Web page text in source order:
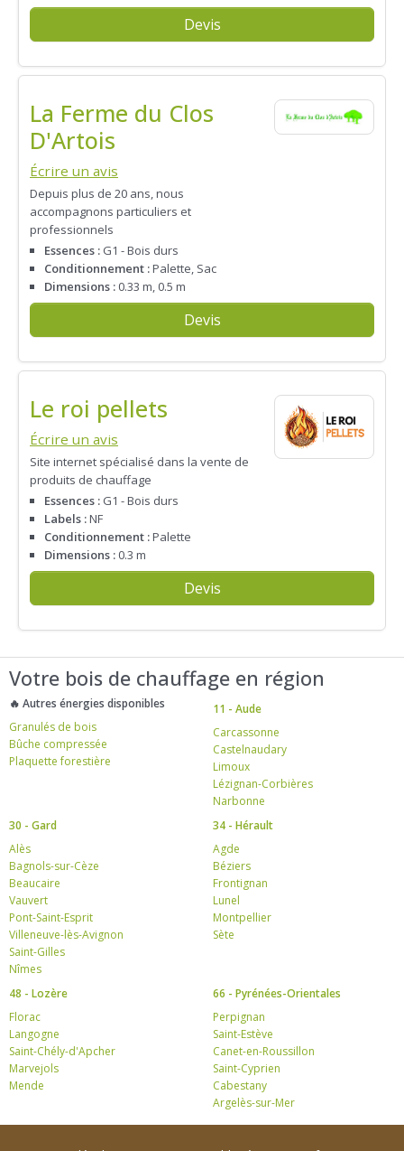
Devis
La Ferme du Clos
D'Artois
Écrire un avis
Depuis plus de 20 ans, nous
accompagnons particuliers et
professionnels
Essences : G1 - Bois durs
Conditionnement :Palette, Sac
Dimensions : 0.33 m, 0.5 m
Devis
Le roi pellets
Écrire un avis
Site internet spécialisé dans la vente de
produits de chauffage
Essences : G1 - Bois durs
Labels :NF
Conditionnement :Palette
Dimensions : 0.3 m
Devis
Votre bois de chauffage en région
🔥 Autres énergies disponibles
Granulés de bois
Bûche compressée
Plaquette forestière
11 - Aude
Carcassonne
Castelnaudary
Limoux
Lézignan-Corbières
Narbonne
30 - Gard
Alès
Bagnols-sur-Cèze
Beaucaire
Vauvert
Pont-Saint-Esprit
Villeneuve-lès-Avignon
Saint-Gilles
Nîmes
34 - Hérault
Agde
Béziers
Frontignan
Lunel
Montpellier
Sète
48 - Lozère
Florac
Langogne
Saint-Chély-d'Apcher
Marvejols
Mende
66 - Pyrénées-Orientales
Perpignan
Saint-Estève
Canet-en-Roussillon
Saint-Cyprien
Cabestany
Argelès-sur-Mer